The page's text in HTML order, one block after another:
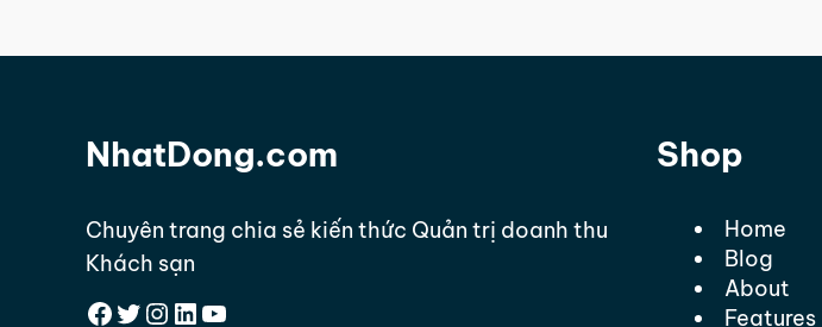
NhatDong.com
Chuyên trang chia sẻ kiến thức Quản trị doanh thu
Khách sạn
Facebook
Twitter
Instagram
LinkedIn
YouTube
Shop
Home
Blog
About
Features